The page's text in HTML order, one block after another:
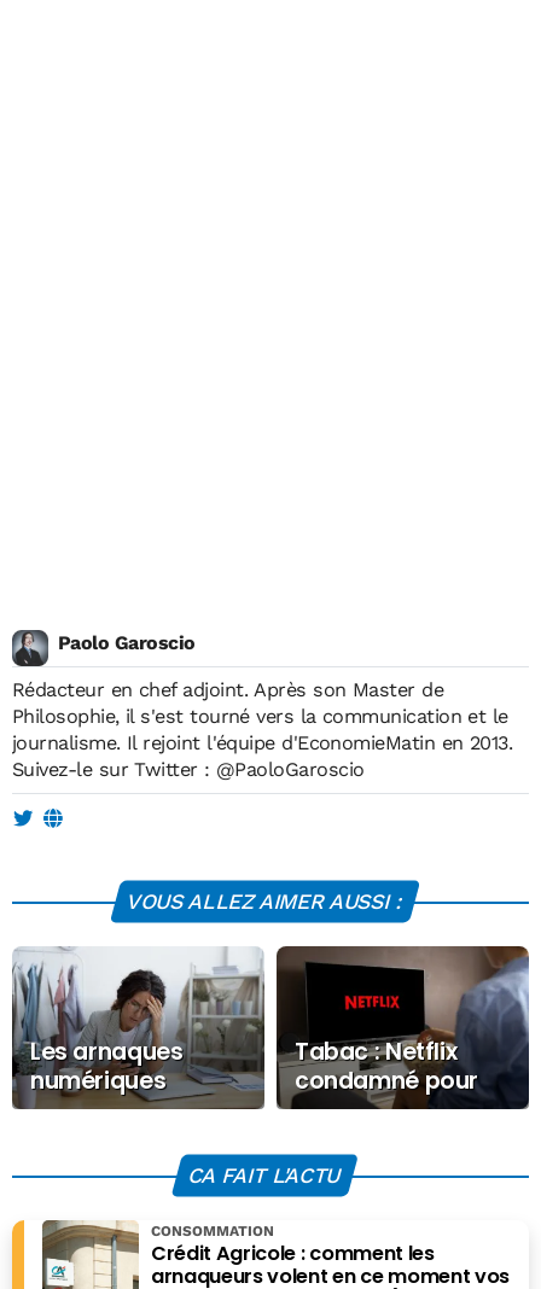
Paolo Garoscio
Rédacteur en chef adjoint. Après son Master de
Philosophie, il s'est tourné vers la communication et le
journalisme. Il rejoint l'équipe d'EconomieMatin en 2013.
Suivez-le sur Twitter : @PaoloGaroscio
VOUS ALLEZ AIMER AUSSI :
Les arnaques
numériques
inquiètent plus de
dix
Tabac : Netflix
condamné pour
une « publicité »
CA FAIT L'ACTU
Crédit Agricole : comment les
arnaqueurs volent en ce moment vos
CONSOMMATION